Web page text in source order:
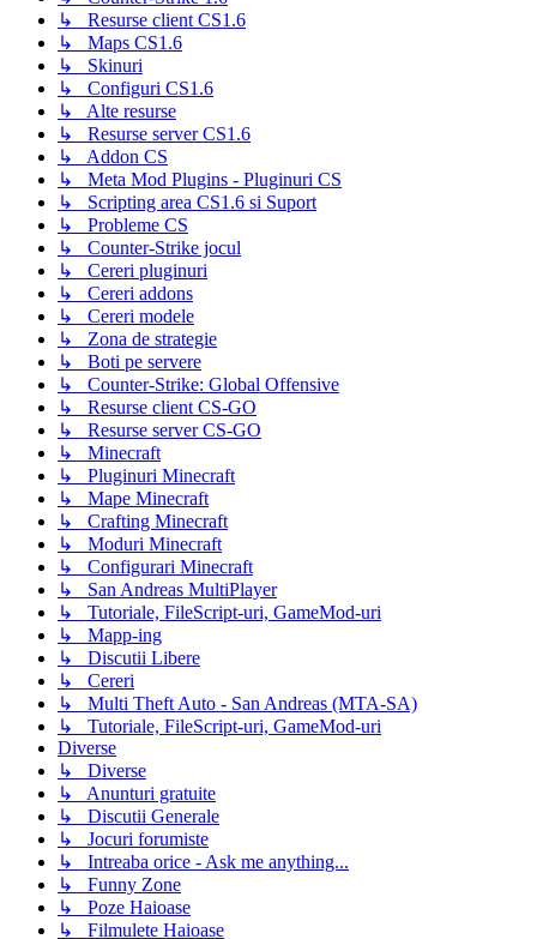
↳ Resurse client CS1.6
↳ Maps CS1.6
↳ Skinuri
↳ Configuri CS1.6
↳ Alte resurse
↳ Resurse server CS1.6
↳ Addon CS
↳ Meta Mod Plugins - Pluginuri CS
↳ Scripting area CS1.6 si Suport
↳ Probleme CS
↳ Counter-Strike jocul
↳ Cereri pluginuri
↳ Cereri addons
↳ Cereri modele
↳ Zona de strategie
↳ Boti pe servere
↳ Counter-Strike: Global Offensive
↳ Resurse client CS-GO
↳ Resurse server CS-GO
↳ Minecraft
↳ Pluginuri Minecraft
↳ Mape Minecraft
↳ Crafting Minecraft
↳ Moduri Minecraft
↳ Configurari Minecraft
↳ San Andreas MultiPlayer
↳ Tutoriale, FileScript-uri, GameMod-uri
↳ Mapp-ing
↳ Discutii Libere
↳ Cereri
↳ Multi Theft Auto - San Andreas (MTA-SA)
↳ Tutoriale, FileScript-uri, GameMod-uri
Diverse
↳ Diverse
↳ Anunturi gratuite
↳ Discutii Generale
↳ Jocuri forumiste
↳ Intreaba orice - Ask me anything...
↳ Funny Zone
↳ Poze Haioase
↳ Filmulete Haioase